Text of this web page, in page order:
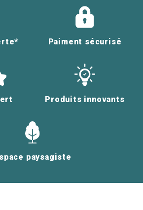
Paiment sécurisé
Produits innovants
paysagiste